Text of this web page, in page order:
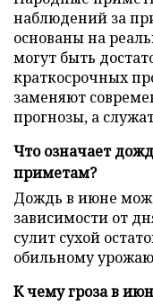
наблюдений за
основаны на
могут быть
краткосрочных
заменяют
прогнозы, а
Что означает
приметам?
Дождь в июне
зависимости от
сулит сухой
обильному
К чему гроза в